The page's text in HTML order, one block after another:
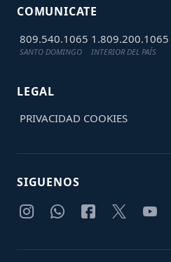
COMUNICATE
809.540.1065
SANTO DOMINGO
1.809.200.1065
INTERIOR DEL PAÍS
LEGAL
PRIVACIDAD COOKIES
SIGUENOS